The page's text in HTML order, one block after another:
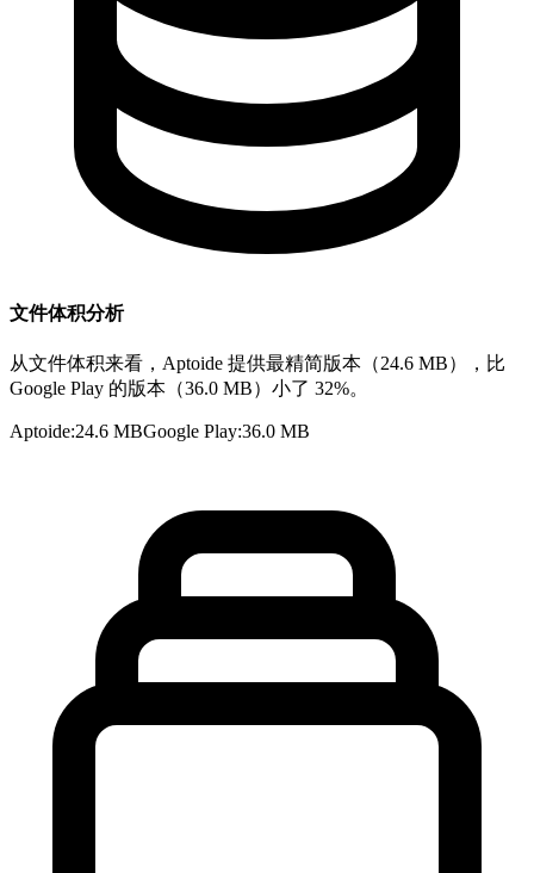
文件体积分析
从文件体积来看，Aptoide 提供最精简版本（24.6 MB），比
Google Play 的版本（36.0 MB）小了 32%。
Aptoide:24.6 MBGoogle Play:36.0 MB